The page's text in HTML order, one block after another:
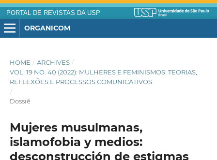
PORTAL DE REVISTAS DA USP
ORGANICOM
HOME / ARCHIVES /
VOL. 19 NO. 40 (2022): MULHERES E FEMINISMOS: TEORIAS,
REFLEXÕES E PROCESSOS COMUNICATIVOS
/
Dossiê
Mujeres musulmanas,
islamofobia y medios:
desconstrucción de estigmas